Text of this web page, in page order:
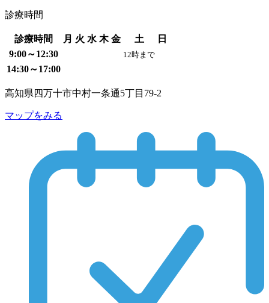
診療時間
診療時間 月 火 水 木 金 土
日
9:00～12:30
12時まで
14:30～17:00
高知県四万十市中村一条通5丁目79-2
マップをみる